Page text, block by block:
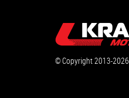
© Copyright 2013-2026